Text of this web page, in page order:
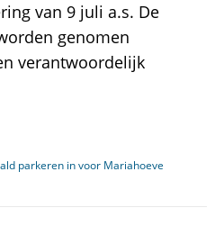
van 9 juli a.s. De
genomen
verantwoordelijk
parkeren in voor Mariahoeve